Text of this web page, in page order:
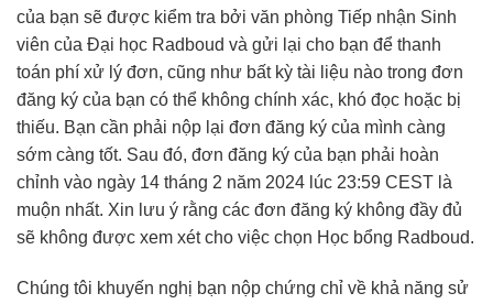
của bạn sẽ được kiểm tra bởi văn phòng Tiếp nhận Sinh
viên của Đại học Radboud và gửi lại cho bạn để thanh
toán phí xử lý đơn, cũng như bất kỳ tài liệu nào trong đơn
đăng ký của bạn có thể không chính xác, khó đọc hoặc bị
thiếu. Bạn cần phải nộp lại đơn đăng ký của mình càng
sớm càng tốt. Sau đó, đơn đăng ký của bạn phải hoàn
chỉnh vào ngày 14 tháng 2 năm 2024 lúc 23:59 CEST là
muộn nhất. Xin lưu ý rằng các đơn đăng ký không đầy đủ
sẽ không được xem xét cho việc chọn Học bổng Radboud.
Chúng tôi khuyến nghị bạn nộp chứng chỉ về khả năng sử